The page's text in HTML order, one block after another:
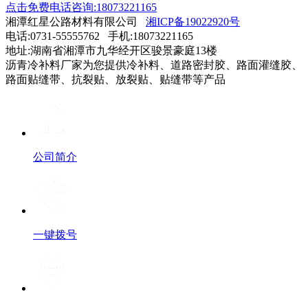
点击免费电话咨询:18073221165
湘潭红星公路材料有限公司 湘ICP备19022920号
电话:0731-55555762 手机:18073221165
地址:湖南省湘潭市九华经开区骏景豪庭13楼
沥青冷补料厂家为您提供冷补料、道路密封胶、路面灌缝胶、
路面贴缝带、抗裂贴、放裂贴、贴缝带等产品
公司简介
一键拨号